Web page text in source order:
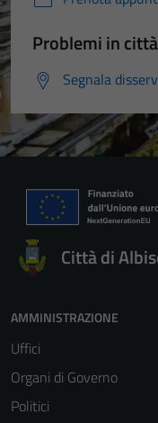
Problemi in città
Segnala
Città di
AMMINISTRAZIONE
Uffici
Organi di Governo
Politici